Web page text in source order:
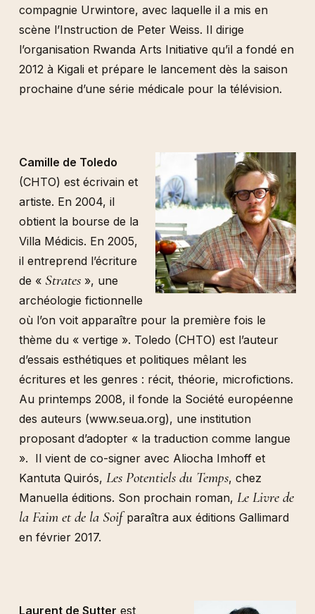
compagnie Urwintore, avec laquelle il a mis en
scène l’Instruction de Peter Weiss. Il dirige
l’organisation Rwanda Arts Initiative qu’il a fondé en
2012 à Kigali et prépare le lancement dès la saison
prochaine d’une série médicale pour la télévision.
Camille de Toledo
(CHTO) est écrivain et
artiste. En 2004, il
obtient la bourse de la
Villa Médicis. En 2005,
il entreprend l’écriture
de « Strates», une
archéologie fictionnelle
où l’on voit apparaître pour la première fois le
thème du « vertige ». Toledo (CHTO) est l’auteur
d’essais esthétiques et politiques mêlant les
écritures et les genres : récit, théorie, microfictions.
Au printemps 2008, il fonde la Société européenne
des auteurs (www.seua.org), une institution
proposant d’adopter « la traduction comme langue
». Il vient de co-signer avec Aliocha Imhoff et
Kantuta Quirós, Les Potentiels du Temps, chez
Manuella éditions. Son prochain roman, Le Livre de
la Faim et de la Soifparaîtra aux éditions Gallimard
en février 2017.
Laurent de Sutter est